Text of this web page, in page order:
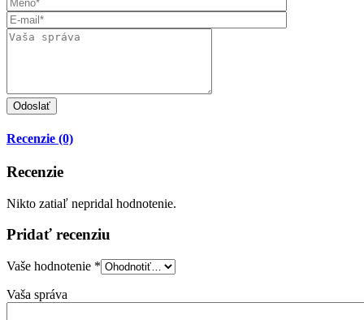
Recenzie (0)
Recenzie
Nikto zatiaľ nepridal hodnotenie.
Pridať recenziu
Vaše hodnotenie *
Vaša správa